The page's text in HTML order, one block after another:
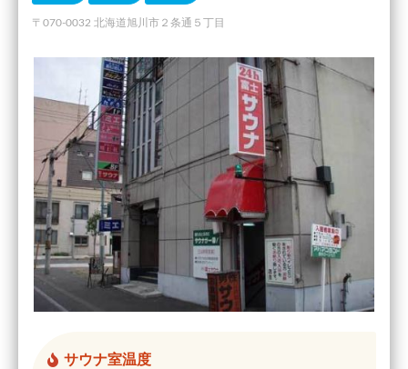
〒070-0032 北海道旭川市２条通５丁目
サウナ室温度